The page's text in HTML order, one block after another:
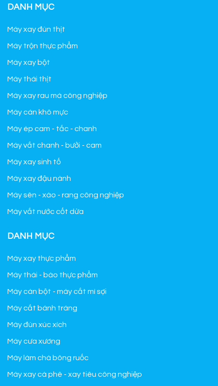
DANH MỤC
Máy xay đùn thịt
Máy trộn thực phẩm
Máy xay bột
Máy thái thịt
Máy xay rau má công nghiệp
Máy cán khô mực
Máy ép cam - tắc - chanh
Máy vắt chanh - bưởi - cam
Máy xay sinh tố
Máy xay đậu nành
Máy sên - xào - rang công nghiệp
Máy vắt nước cốt dừa
DANH MỤC
Máy xay thực phẩm
Máy thái - bào thực phẩm
Máy cán bột - máy cắt mì sợi
Máy cắt bánh tráng
Máy đùn xúc xích
Máy cưa xương
Máy làm chà bông ruốc
Máy xay cà phê - xay tiêu công nghiệp